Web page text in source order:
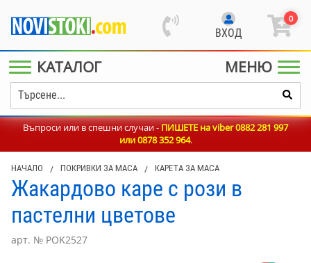
ВХОД
0
КАТАЛОГ МЕНЮ
Въпроси или в спешни случаи -ПИШЕТЕ на viber 0882 281 997
или0878 352 964.
НАЧАЛО / ПОКРИВКИ ЗА МАСА / КАРЕТА ЗА МАСА
Жакардово каре с рози в
пастелни цветове
арт. № POK2527